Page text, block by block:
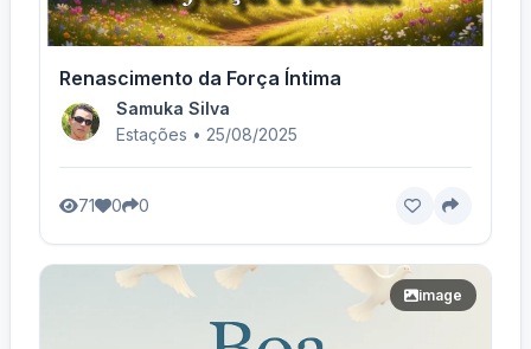
Renascimento da Força Íntima
Samuka Silva
Estações • 25/08/2025
71 0 0
image